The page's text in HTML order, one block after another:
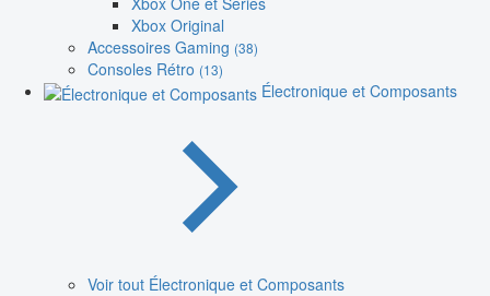
Xbox Original
Accessoires Gaming (38)
Consoles Rétro (13)
Électronique et Composants
Voir tout Électronique et Composants